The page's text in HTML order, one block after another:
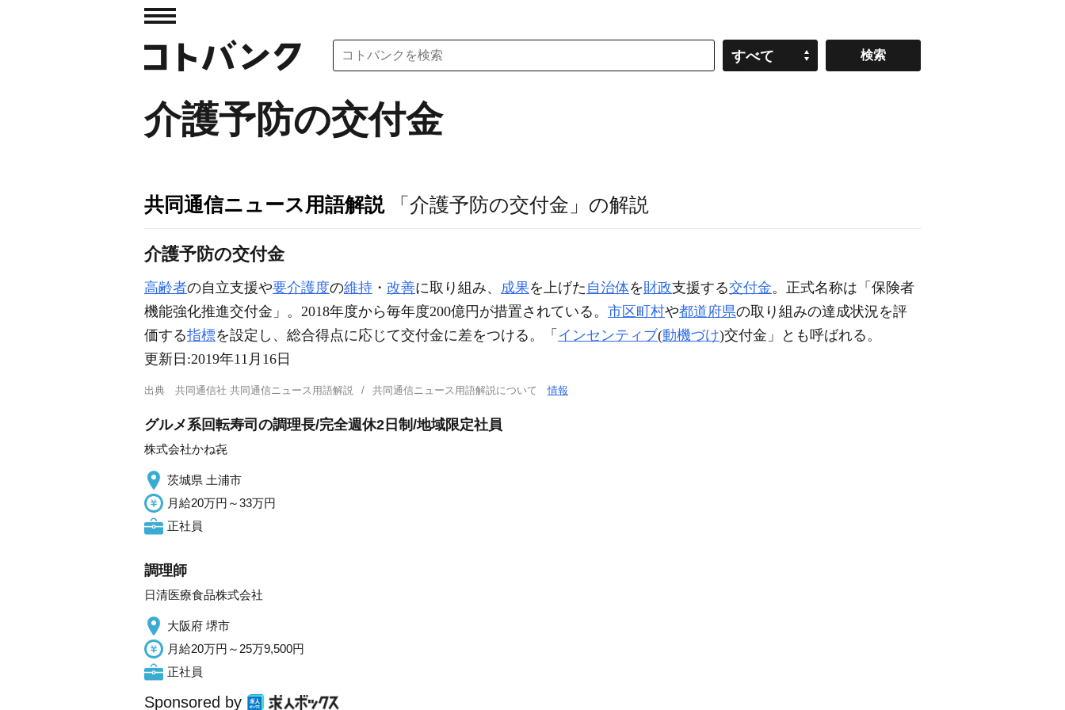
すべて
介護予防の交付金
共同通信ニュース用語解説「介護予防の交付金」の解説
介護予防の交付金
高齢者の自立支援や要介護度の維持 ・ 改善に取り組み、 成果を上げた 自治体を財政支援する交付金。正式名称は「保険者
機能強化推進交付金」。2018年度から毎年度200億円が措置されている。 市区町村や都道府県の取り組みの達成状況を評
価する指標を設定し、総合得点に応じて交付金に差をつける。「 インセンティブ(動機づけ)交付金」とも呼ばれる。
更新日:2019年11月16日
出典 共同通信社 共同通信ニュース用語解説 共同通信ニュース用語解説について情報
グルメ系回転寿司の調理長/完全週休2日制/地域限定社員
株式会社かね㐂
茨城県 土浦市
月給20万円～33万円
正社員
調理師
日清医療食品株式会社
大阪府 堺市
月給20万円～25万9,500円
正社員
Sponsored by